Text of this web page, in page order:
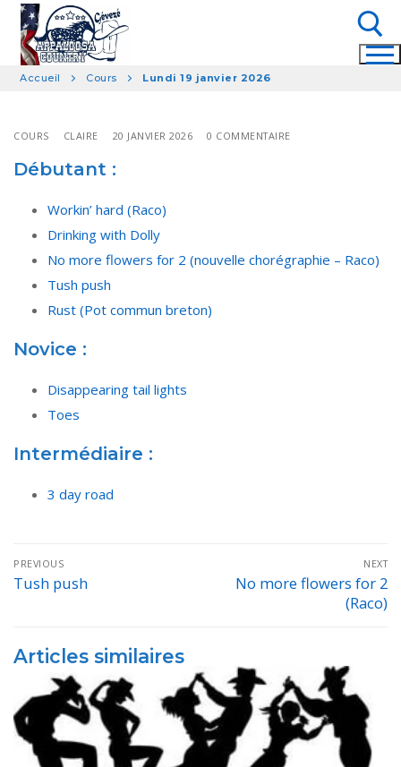
Aller
contenu
Accueil Cours Lundi 19 janvier 2026
COURS CLAIRE 20 JANVIER 2026 0 COMMENTAIRE
Débutant :
Workin’ hard (Raco)
Drinking with Dolly
No more flowers for 2 (nouvelle chorégraphie – Raco)
Tush push
Rust (Pot commun breton)
Novice :
Disappearing tail lights
Toes
Intermédiaire :
3 day road
Navigation
de
PREVIOUS
Previous
Tush push
NEXT
Next
No more flowers for 2
(Raco)
Articles similaires